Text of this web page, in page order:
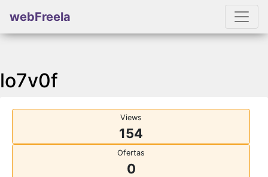
webFreela
lo7v0f
Views
154
Ofertas
0